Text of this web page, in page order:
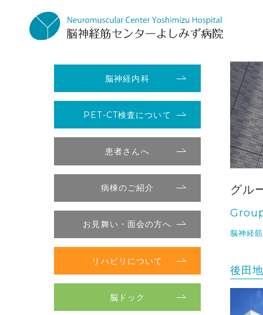
脳神経内科
PET-CT検査について
患者さんへ
病棟のご紹介
お見舞い・面会の方へ
リハビリについて
脳ドック
グル
脳神経
後田